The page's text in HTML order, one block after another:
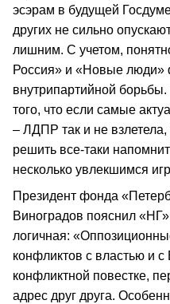
эсэрам в будущей
других не сильно
лишним. С учетом,
Россия» и «Новые люди»
внутрипартийной
того, что если самые
– ЛДПР так и не
решить все-таки
несколько увлекшимся
Президент фонда
Виноградов пояснил
логичная:
конфликтов с властью и
конфликтной повестке,
адрес друг друга.